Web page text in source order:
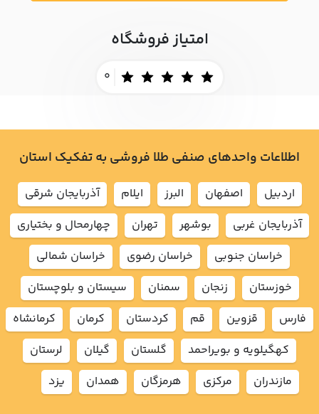
امتیاز فروشگاه
0
اطلاعات واحدهای صنفی طلا فروشی به تفکیک استان
اردبيل اصفهان البرز ايلام
آذربايجان شرقي
آذربايجان غربي
بوشهر تهران
چهارمحال و بختياري
خراسان جنوبي
خراسان رضوي
خراسان شمالي
خوزستان
زنجان سمنان
سيستان و بلوچستان
فارس
قزوين قم كردستان كرمان
كرمانشاه
كهگيلويه و بويراحمد
گلستان گيلان
لرستان
مازندران
مركزي هرمزگان همدان يزد